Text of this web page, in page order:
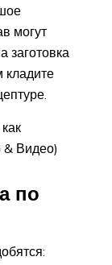
могут
заготовка
кладите
& Видео)
по